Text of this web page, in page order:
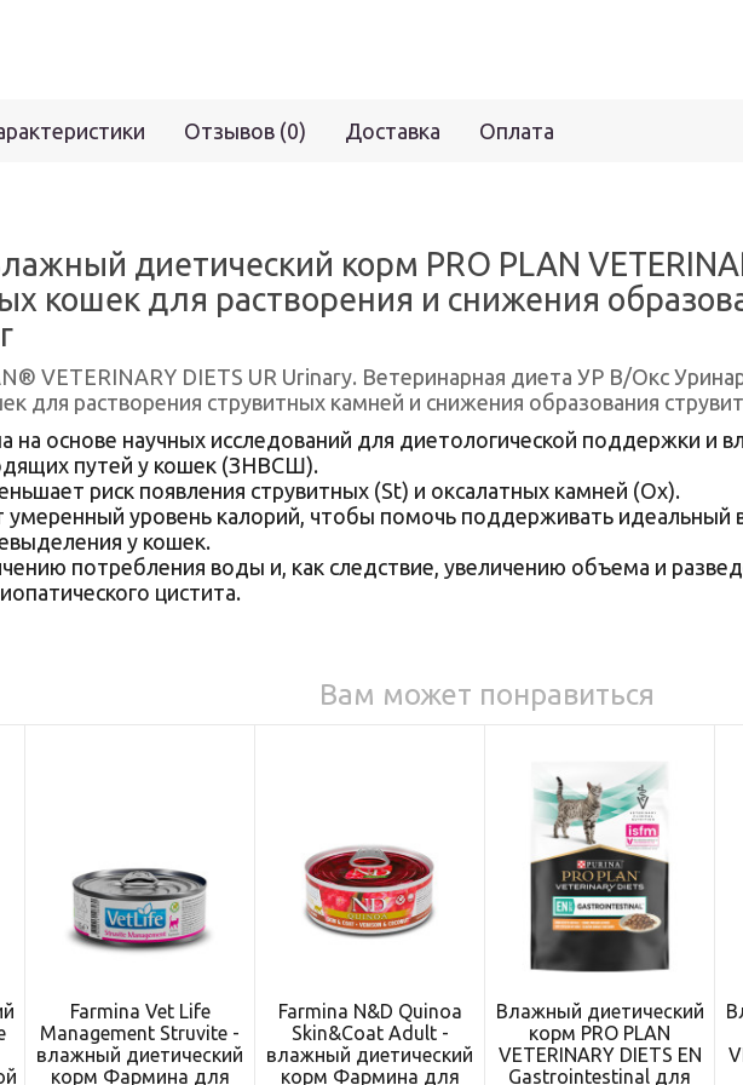
Отзывов (0) Доставка Оплата
диетический корм PRO PLAN
кошек для растворения и снижения
VETERINARY DIETS UR Urinary. Ветеринарная диета УР В/Окс
для растворения струвитных камней и снижения образования
на основе научных исследований для диетологической поддержки и
путей у кошек (ЗНВСШ).
риск появления струвитных (St) и оксалатных камней (Ох).
уровень калорий, чтобы помочь поддерживать идеальный
у кошек.
потребления воды и, как следствие, увеличению объема и
цистита.
Вам может понравиться
Farmina Vet Life
Management Struvite -
влажный диетический
корм Фармина для
Farmina N&D Quinoa
Skin&Coat Adult -
влажный диетический
корм Фармина для
Влажный диетический
корм PRO PLAN
VETERINARY DIETS EN
Gastrointestinal для